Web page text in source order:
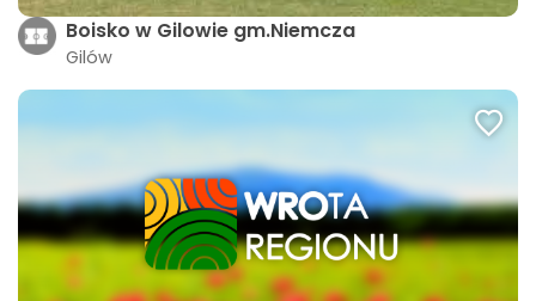
Boisko w Gilowie gm.Niemcza
Gilów